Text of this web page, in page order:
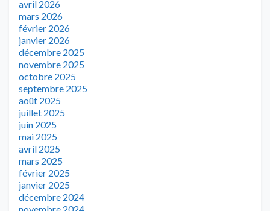
avril 2026
mars 2026
février 2026
janvier 2026
décembre 2025
novembre 2025
octobre 2025
septembre 2025
août 2025
juillet 2025
juin 2025
mai 2025
avril 2025
mars 2025
février 2025
janvier 2025
décembre 2024